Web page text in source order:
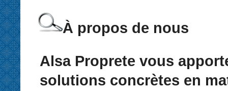
À propos de nous
Alsa Proprete vous
solutions concrètes en